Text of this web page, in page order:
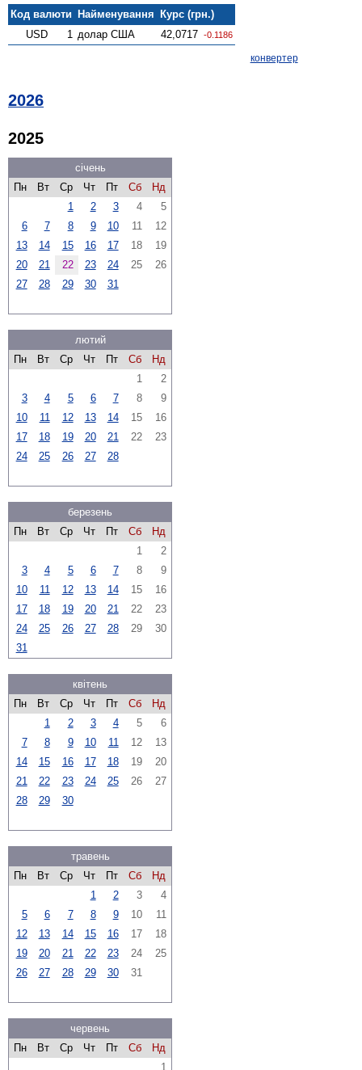
Код валюти Найменування
Курс (грн.)
USD
1 долар США 42,0717 -0.1186
конвертер
2026
2025
січень
Пн
Вт Ср Чт Пт Сб
Нд
1
2 3 4
5
6
7 8 9 10 11
12
13
14 15 16 17 18
19
20
21 22 23 24 25
26
27
28 29 30 31
лютий
Пн
Вт Ср Чт Пт Сб
Нд
1
2
3
4 5 6 7 8
9
10
11 12 13 14 15
16
17
18 19 20 21 22
23
24
25 26 27 28
березень
Пн
Вт Ср Чт Пт Сб
Нд
1
2
3
4 5 6 7 8
9
10
11 12 13 14 15
16
17
18 19 20 21 22
23
24
25 26 27 28 29
30
31
квітень
Пн
Вт Ср Чт Пт Сб
Нд
1
2 3 4 5
6
7
8 9 10 11 12
13
14
15 16 17 18 19
20
21
22 23 24 25 26
27
28
29 30
травень
Пн
Вт Ср Чт Пт Сб
Нд
1
2 3
4
5
6 7 8 9 10
11
12
13 14 15 16 17
18
19
20 21 22 23 24
25
26
27 28 29 30 31
червень
Пн
Вт Ср Чт Пт Сб
Нд
1